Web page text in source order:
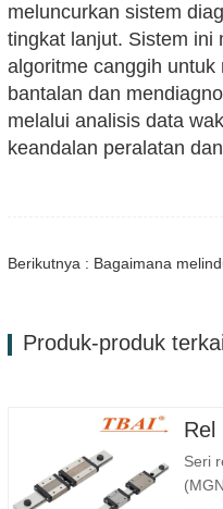
meluncurkan sistem
tingkat lanjut. Sistem ini
algoritme canggih
bantalan dan
melalui analisis data
keandalan peralatan
Produk-produk
Seri